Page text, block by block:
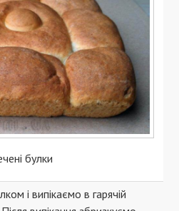
булки
і випікаємо в гарячій